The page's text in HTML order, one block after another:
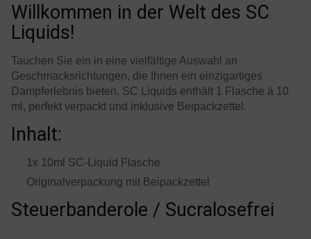
Willkommen in der Welt des SC
Liquids!
Tauchen Sie ein in eine vielfältige Auswahl an
Geschmacksrichtungen, die Ihnen ein einzigartiges
Dampferlebnis bieten. SC Liquids enthält 1 Flasche à 10
ml, perfekt verpackt und inklusive Beipackzettel.
Inhalt:
1x 10ml SC-Liquid Flasche
Originalverpackung mit Beipackzettel
Steuerbanderole / Sucralosefrei